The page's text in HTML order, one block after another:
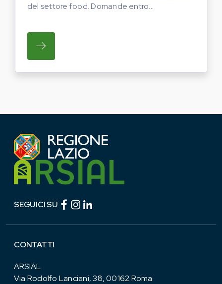
del settore food. Domande entro...
SU REGIONE LAZIO E ARSIAL PORTANO
SEGUICI SU Facebook (link esterno)
Instagram (link esterno)
CONTATTI
ARSIAL
Via Rodolfo Lanciani, 38, 00162 Roma